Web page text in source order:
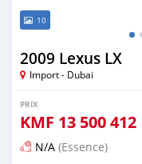
10
2009 Lexus LX
Import - Dubai
PRIX
KMF 13 500 412
N/A (Essence)